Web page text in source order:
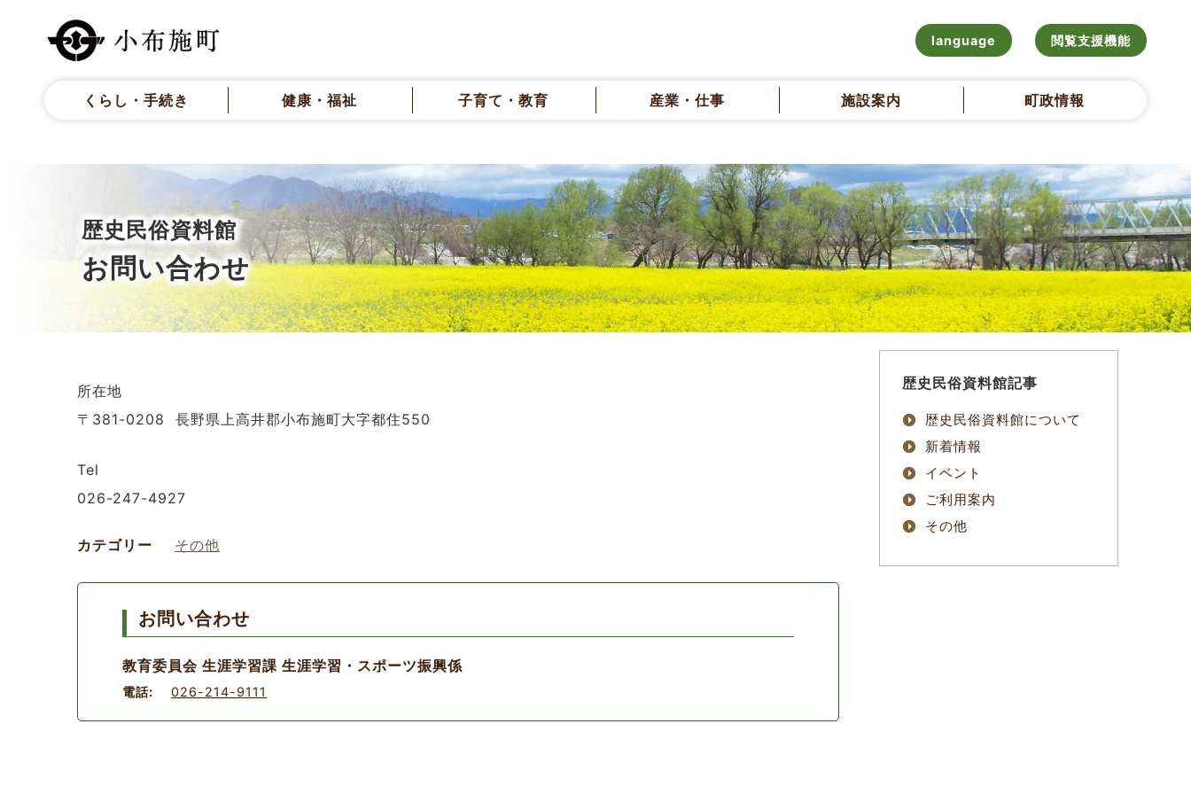
language 閲覧支援機能
くらし・手続き 健康・福祉 子育て・教育 産業・仕事 施設案内 町政情報
歴史民俗資料館
お問い合わせ
所在地
〒381-0208 長野県上高井郡小布施町大字都住550
Tel
026-247-4927
カテゴリー その他
お問い合わせ
教育委員会 生涯学習課 生涯学習・スポーツ振興係
電話: 026-214-9111
歴史民俗資料館記事
歴史民俗資料館について
新着情報
イベント
ご利用案内
その他